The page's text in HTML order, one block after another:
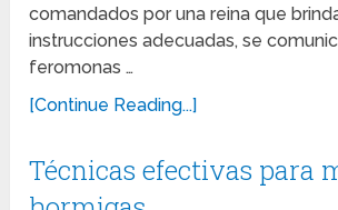
comandados por una reina que
instrucciones adecuadas, se
feromonas …
[Continue Reading...]
Técnicas efectivas para